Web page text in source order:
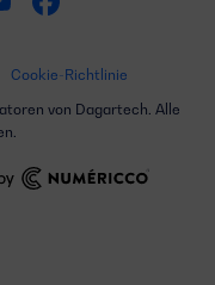
Cookie-Richtlinie
von Dagartech. Alle